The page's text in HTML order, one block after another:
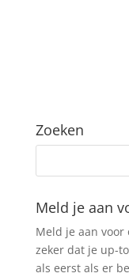
Zoeken
Meld je aan
Meld je aan
zeker dat je up-
als eerst als er